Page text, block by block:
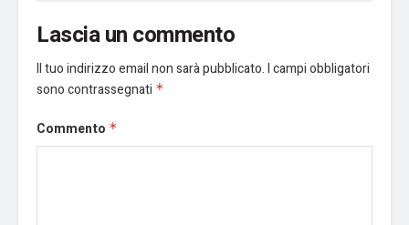
Lascia un commento
Il tuo indirizzo email non sarà pubblicato.I campi obbligatori
sono contrassegnati *
Commento *